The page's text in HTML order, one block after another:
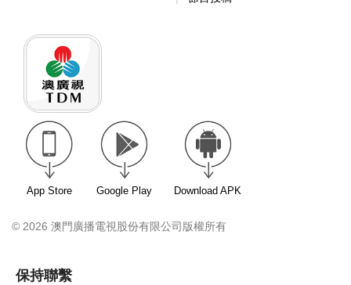
App Store Google Play Download APK
© 2026 澳門廣播電視股份有限公司版權所有
保持聯繫